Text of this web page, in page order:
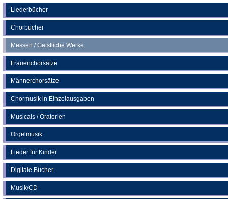
Liederbücher
Chorbücher
Messen / Geistliche Werke
Frauenchorsätze
Männerchorsätze
Chormusik in Einzelausgaben
Musicals / Oratorien
Orgelmusik
Lieder für Kinder
Digitale Bücher
Musik/CD
neuen
Tab)
einem
neuen